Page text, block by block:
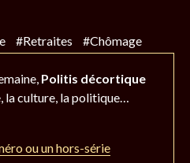
#Retraites #Chômage
Politis décortique
la culture, la politique…
ou un hors-série